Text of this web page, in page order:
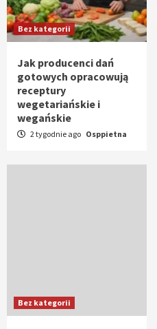
Bez kategorii
Jak producenci dań
gotowych opracowują
receptury
wegetariańskie i
wegańskie
2 tygodnie ago Osppietna
Bez kategorii